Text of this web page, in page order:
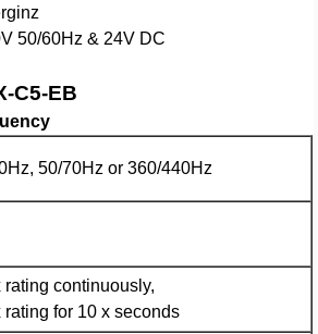
50/60Hz & 24V DC
C5-EB
50/70Hz or 360/440Hz
rating continuously,
rating for 10 x seconds